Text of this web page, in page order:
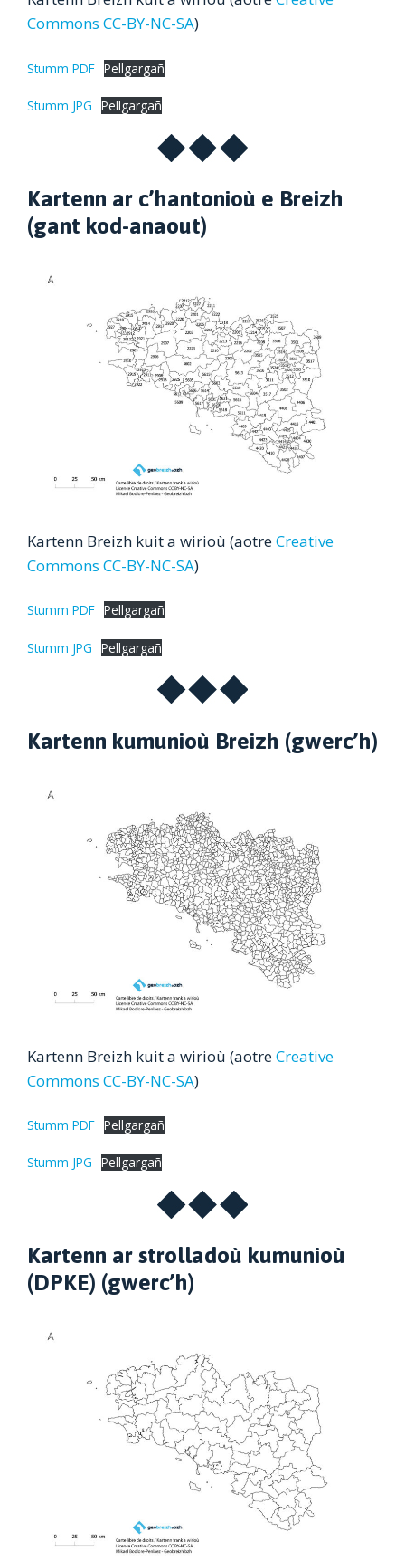
Commons CC-BY-NC-SA)
Stumm PDF Pellgargañ
Stumm JPG Pellgargañ
Kartenn ar c’hantonioù e Breizh
(gant kod-anaout)
Kartenn Breizh kuit a wirioù (aotreCreative
Commons CC-BY-NC-SA)
Stumm PDF Pellgargañ
Stumm JPG Pellgargañ
Kartenn kumunioù Breizh (gwerc’h)
Kartenn Breizh kuit a wirioù (aotreCreative
Commons CC-BY-NC-SA)
Stumm PDF Pellgargañ
Stumm JPG Pellgargañ
Kartenn ar strolladoù kumunioù
(DPKE) (gwerc’h)